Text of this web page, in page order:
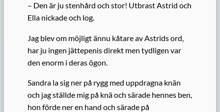
– Den är ju stenhård och stor! Utbrast Astrid och
Ella nickade och log.
Jag blev om möjligt ännu kåtare av Astrids ord,
har ju ingen jättepenis direkt men tydligen var
den enorm i deras ögon.
Sandra la sig ner på rygg med uppdragna knän
och jag ställde mig på knä och särade hennes ben,
hon förde ner en hand och särade på